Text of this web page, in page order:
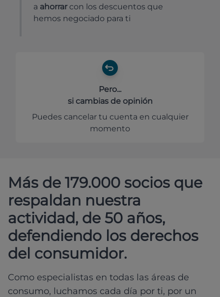
a ahorrar con los descuentos que
hemos negociado para ti
Pero...
si cambias de opinión
Puedes cancelar tu cuenta en cualquier
momento
Más de 179.000 socios que
respaldan nuestra
actividad, de 50 años,
defendiendo los derechos
del consumidor.
Como especialistas en todas las áreas de
consumo, luchamos cada día por ti, por un